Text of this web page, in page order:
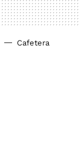
Cafetera